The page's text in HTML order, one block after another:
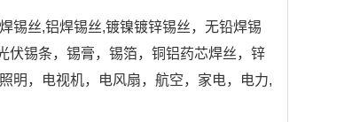
锡丝,铝焊锡丝,镀镍镀锌锡丝，无铅焊锡
伏锡条，锡膏，锡箔，铜铝药芯焊丝，锌
明，电视机，电风扇，航空，家电，电力,